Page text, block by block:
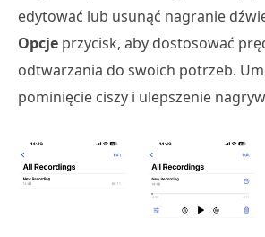
edytować lub usunąć nagranie
Opcje przycisk, aby dostosować
odtwarzania do swoich potrzeb.
pominięcie ciszy i ulepszenie